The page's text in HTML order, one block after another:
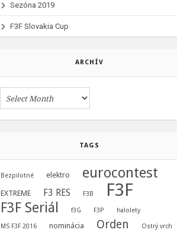
Sezóna 2019
F3F Slovakia Cup
ARCHÍV
TAGS
Bezpilotné elektro eurocontest
EXTREME F3 RES F3B F3F
F3F Seriál f3G F3P halolety
MS F3F 2016 nominácia Orden Ostrý vrch